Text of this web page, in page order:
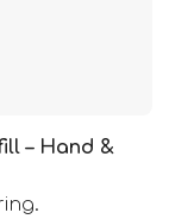
– Hand &